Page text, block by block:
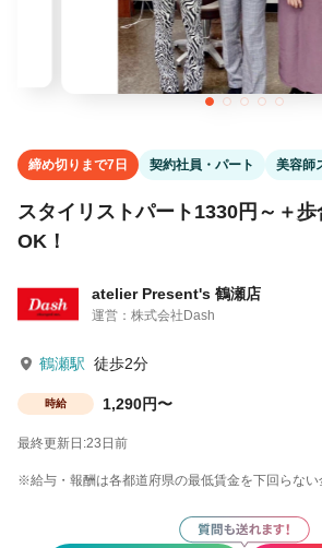
締め切りまで7日 契約社員・パート 美容師
スタイリストパート1330円～＋歩
OK！
atelier Present's 鶴瀬店
運営：株式会社Dash
鶴瀬駅 徒歩2分
時給 1,290円〜
最終更新日:23日前
※給与・報酬は各都道府県の最低賃金を下回らない